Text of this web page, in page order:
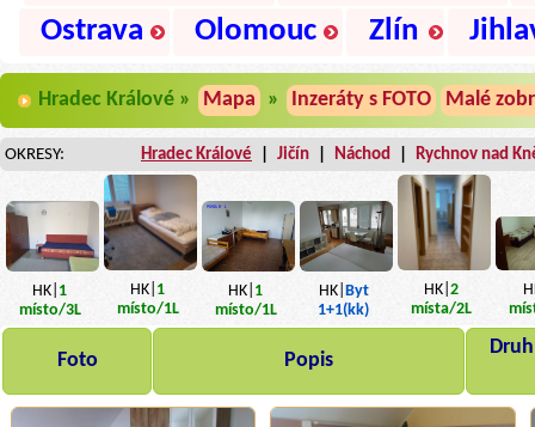
Ostrava
Olomouc Zlín
Hradec Králové » Mapa » Inzeráty s FOTO Malé
OKRESY: Hradec Králové Jičín Náchod Rychnov nad
HK| 1
místo/3L
HK| 1
místo/1L
HK| 1
místo/1L
HK|
Byt
1+1(kk)
HK| 2
místa/2L
Foto Popis